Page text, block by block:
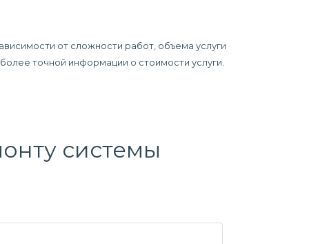
от сложности работ, объема услуги
точной информации о стоимости услуги.
системы